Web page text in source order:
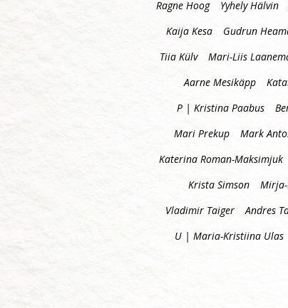
Ragne Hoog
Yyhely Hälvin
Kaija Kesa
Gudrun
Tiia Külv
Mari-Liis
Aarne Mesikäpp
P | Kristina Paabus
Mari Prekup
Mark
Katerina Roman-Maksimjuk
Krista Simson
Vladimir Taiger
Andres
U | Maria-Kristiina Ulas